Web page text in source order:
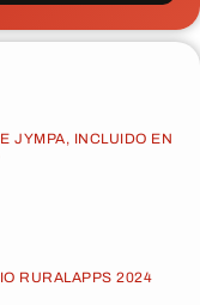
JYMPA, INCLUIDO EN
RURALAPPS 2024